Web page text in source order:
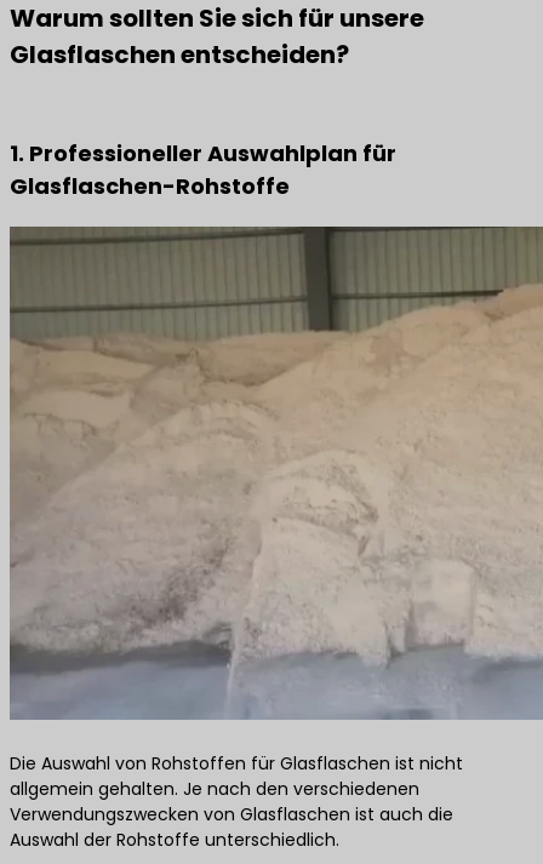
Warum sollten Sie sich für unsere
Glasflaschen entscheiden?
1. Professioneller Auswahlplan für
Glasflaschen-Rohstoffe
Die Auswahl von Rohstoffen für Glasflaschen ist nicht
allgemein gehalten. Je nach den verschiedenen
Verwendungszwecken von Glasflaschen ist auch die
Auswahl der Rohstoffe unterschiedlich.